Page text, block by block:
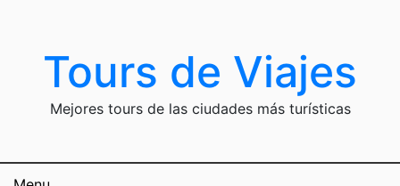
contentTours de Viajes
Mejores tours de las ciudades más turísticas